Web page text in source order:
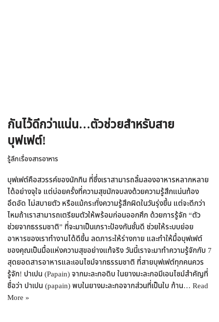
กันไว้ดีกว่าแน่น…ตัวช่วยสำหรับสาย
บุฟเฟต์!
รู้ลึกเรื่องสารอาหาร
บุฟเฟต์คือสวรรค์ของนักกิน ที่ซึ่งเราสามารถลิ้มลองอาหารหลากหลาย
ได้อย่างจุใจ แต่บ่อยครั้งที่ความสุขมักจบลงด้วยความรู้สึกแน่นท้อง
อึดอัด ไม่สบายตัว หรือแม้กระทั่งความรู้สึกผิดในวันรุ่งขึ้น แต่จะดีกว่า
ไหมถ้าเราสามารถเตรียมตัวให้พร้อมก่อนออกศึก ด้วยการรู้จัก “ตัว
ช่วยจากธรรมชาติ” ที่จะมาเป็นเกราะป้องกันชั้นดี ช่วยให้ระบบย่อย
อาหารของเราทำงานได้ดีขึ้น ลดภาระให้ร่างกาย และทำให้มื้อบุฟเฟต์
ของคุณเป็นมื้อแห่งความสุขอย่างแท้จริง วันนี้เราจะมาทำความรู้จักกับ 7
สุดยอดสารอาหารและเอนไซม์จากธรรมชาติ ที่สายบุฟเฟต์ทุกคนควร
รู้จัก! ปาเปน (Papain) จากมะละกอดิบ ในยางมะละกอมีเอนไซม์สำคัญที่
ชื่อว่า ปาเปน (papain) พบในยางมะละกอจากส่วนที่เป็นใบ ก้าน… Read
More »